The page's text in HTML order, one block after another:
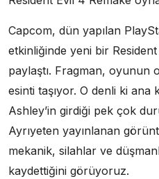
Capcom, dün yapılan
etkinliğinde yeni bir
paylaştı. Fragman, oyunun
esinti taşıyor. O denli ki
Ashley’in girdiği pek çok
Ayrıyeten yayınlanan
mekanik, silahlar ve
kaydettiğini görüyoruz.